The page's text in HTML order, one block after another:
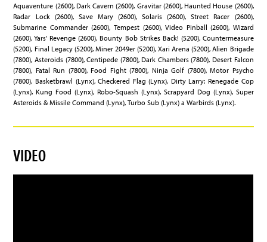
Aquaventure (2600), Dark Cavern (2600), Gravitar (2600), Haunted House (2600),
Radar Lock (2600), Save Mary (2600), Solaris (2600), Street Racer (2600),
Submarine Commander (2600), Tempest (2600), Video Pinball (2600), Wizard
(2600), Yars' Revenge (2600), Bounty Bob Strikes Back! (5200), Countermeasure
(5200), Final Legacy (5200), Miner 2049er (5200), Xari Arena (5200), Alien Brigade
(7800), Asteroids (7800), Centipede (7800), Dark Chambers (7800), Desert Falcon
(7800), Fatal Run (7800), Food Fight (7800), Ninja Golf (7800), Motor Psycho
(7800), Basketbrawl (Lynx), Checkered Flag (Lynx), Dirty Larry: Renegade Cop
(Lynx), Kung Food (Lynx), Robo-Squash (Lynx), Scrapyard Dog (Lynx), Super
Asteroids & Missile Command (Lynx), Turbo Sub (Lynx) a Warbirds (Lynx).
VIDEO